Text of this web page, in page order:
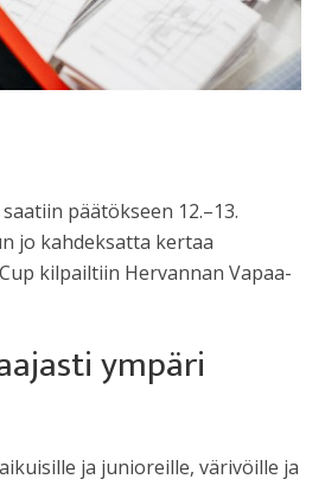
päätökseen 12.–13.
jo kahdeksatta kertaa
kilpailtiin Hervannan Vapaa-
ympäri
ja junioreille, värivöille ja